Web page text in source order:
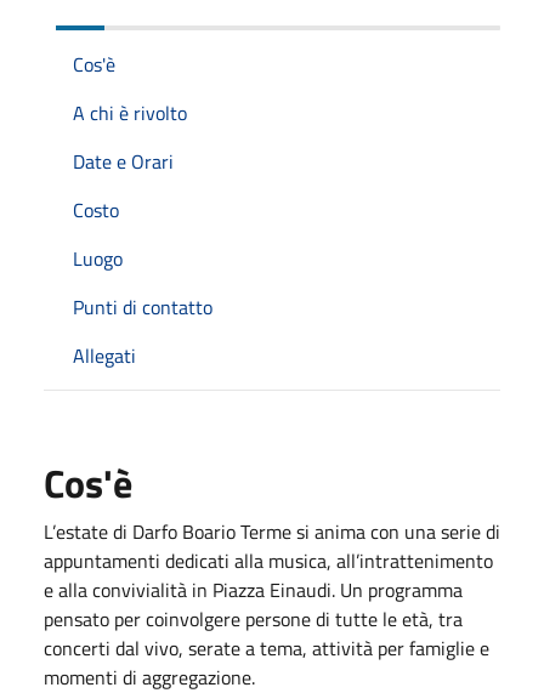
Cos'è
A chi è rivolto
Date e Orari
Costo
Luogo
Punti di contatto
Allegati
Cos'è
L’estate di Darfo Boario Terme si anima con una serie di
appuntamenti dedicati alla musica, all’intrattenimento
e alla convivialità in Piazza Einaudi. Un programma
pensato per coinvolgere persone di tutte le età, tra
concerti dal vivo, serate a tema, attività per famiglie e
momenti di aggregazione.